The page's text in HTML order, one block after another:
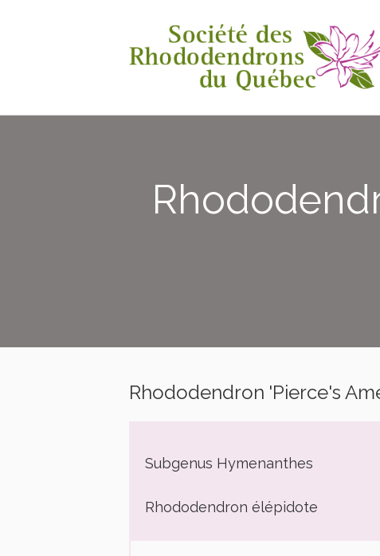
Rhododendron 'Pierce's
Subgenus Hymenanthes
Rhododendron élépidote